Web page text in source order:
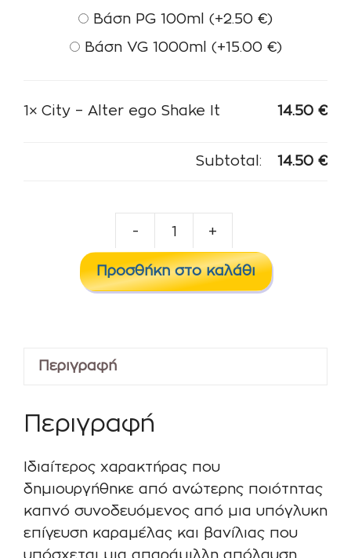
Βάση PG 100ml (+2.50 €)
Βάση VG 1000ml (+15.00 €)
1× City – Alter ego Shake It 14.50 €
Subtotal: 14.50 €
-
-
Alter
+
Προσθήκη στο καλάθι
Περιγραφή
Περιγραφή
Ιδιαίτερος χαρακτήρας που
δημιουργήθηκε από ανώτερης ποιότητας
καπνό συνοδευόμενος από μια υπόγλυκη
επίγευση καραμέλας και βανίλιας που